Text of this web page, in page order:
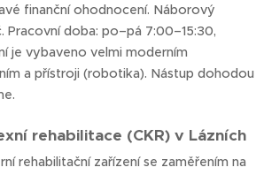
finanční ohodnocení. Náborový
Pracovní doba: po–pá 7:00–15:30,
je vybaveno velmi moderním
a přístroji (robotika). Nástup dohodou
rehabilitace (CKR) v Lázních
rehabilitační zařízení se zaměřením na